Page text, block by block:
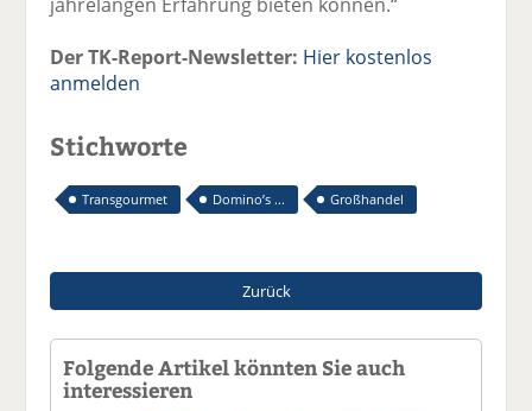
Der TK-Report-Newsletter: Hier kostenlos
anmelden
Stichworte
Transgourmet Domino’s ... Großhandel
Zurück
Folgende Artikel könnten Sie auch
interessieren